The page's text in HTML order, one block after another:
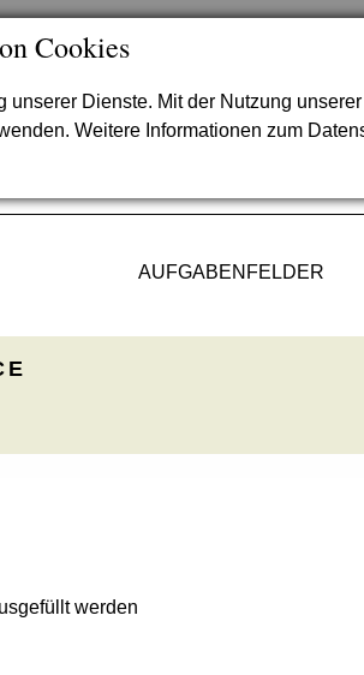
Cookies
Dienste. Mit der Nutzung
Weitere Informationen zum
AUFGABENFELDER
werden